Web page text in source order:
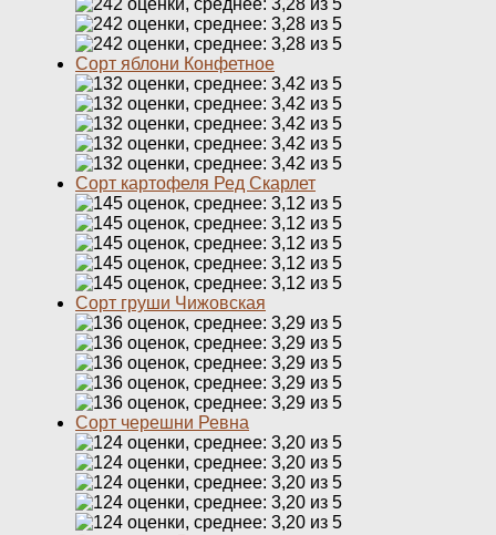
Сорт яблони Конфетное
Сорт картофеля Ред Скарлет
Сорт груши Чижовская
Сорт черешни Ревна